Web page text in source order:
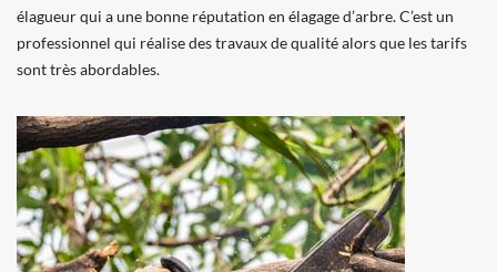
élagueur qui a une bonne réputation en élagage d’arbre. C’est un
professionnel qui réalise des travaux de qualité alors que les tarifs
sont très abordables.